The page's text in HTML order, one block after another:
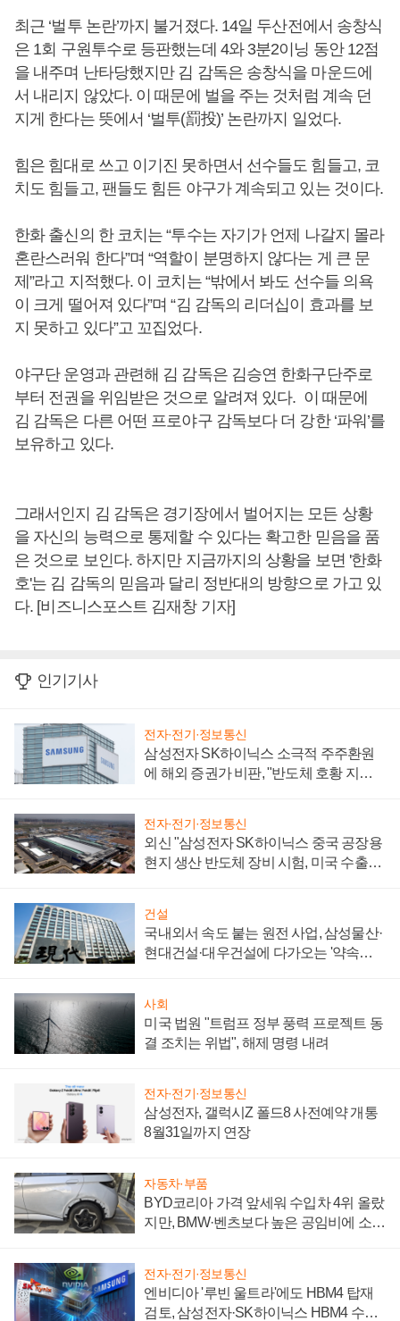
최근 ‘벌투 논란’까지 불거졌다. 14일 두산전에서 송창식
은 1회 구원투수로 등판했는데 4와 3분2이닝 동안 12점
을 내주며 난타당했지만 김 감독은 송창식을 마운드에
서 내리지 않았다. 이 때문에 벌을 주는 것처럼 계속 던
지게 한다는 뜻에서 ‘벌투(罰投)’ 논란까지 일었다.
힘은 힘대로 쓰고 이기진 못하면서 선수들도 힘들고, 코
치도 힘들고, 팬들도 힘든 야구가 계속되고 있는 것이다.
한화 출신의 한 코치는 “투수는 자기가 언제 나갈지 몰라
혼란스러워 한다”며 “역할이 분명하지 않다는 게 큰 문
제”라고 지적했다. 이 코치는 “밖에서 봐도 선수들 의욕
이 크게 떨어져 있다”며 “김 감독의 리더십이 효과를 보
지 못하고 있다”고 꼬집었다.
야구단 운영과 관련해 김 감독은 김승연 한화구단주로
부터 전권을 위임받은 것으로 알려져 있다. 이 때문에
김 감독은 다른 어떤 프로야구 감독보다 더 강한 ‘파워’를
보유하고 있다.
그래서인지 김 감독은 경기장에서 벌어지는 모든 상황
을 자신의 능력으로 통제할 수 있다는 확고한 믿음을 품
은 것으로 보인다. 하지만 지금까지의 상황을 보면 '한화
호'는 김 감독의 믿음과 달리 정반대의 방향으로 가고 있
다. [비즈니스포스트 김재창 기자]
인기기사
전자·전기·정보통신
삼성전자 SK하이닉스 소극적 주주환원
에 해외 증권가 비판, "반도체 호황 지속
전자·전기·정보통신
외신 "삼성전자 SK하이닉스 중국 공장용
현지 생산 반도체 장비 시험, 미국 수출통
건설
국내외서 속도 붙는 원전 사업, 삼성물산·
현대건설·대우건설에 다가오는 '약속의
사회
미국 법원 "트럼프 정부 풍력 프로젝트 동
결 조치는 위법", 해제 명령 내려
전자·전기·정보통신
삼성전자, 갤럭시Z 폴드8 사전예약 개통
8월31일까지 연장
자동차·부품
BYD코리아 가격 앞세워 수입차 4위 올랐
지만, BMW·벤츠보다 높은 공임비에 소비
전자·전기·정보통신
엔비디아 '루빈 울트라'에도 HBM4 탑재
검토, 삼성전자·SK하이닉스 HBM4 수율